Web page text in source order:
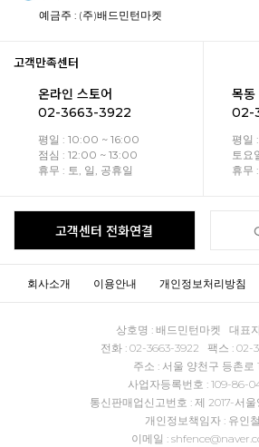
예금주 : (주)배드민턴마켓
고객만족센터
온라인 스토어
02-3663-3922
평일 : 10:00 ~ 16:00
점심 : 12:00 ~ 13:00
휴무 : 토, 일, 공휴일
목동
02-
평일
토요
휴무
고객센터 전화연결
회사소개 이용안내 개인정보처리방침
상호명 : 배드민턴마켓 대표
전화 : 02-3663-3922 팩스 : 02-
주소 : 서울 양천구 등촌로
사업자등록번호 : 109-86-
통신판매업신고번호 : 제 2017-서
개인정보책임자 : 유인철
이메일 :